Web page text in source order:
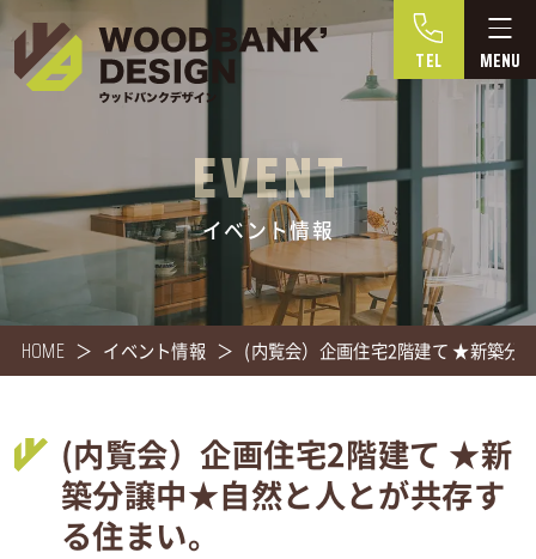
TEL
EVENT
イベント情報
HOME イベント情報 (内覧会）企画住宅2階建て ★新築分
(内覧会）企画住宅2階建て ★新
築分譲中★自然と人とが共存す
る住まい。